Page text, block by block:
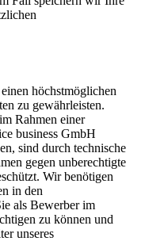
höchstmöglichen
zu gewährleisten.
Rahmen einer
business GmbH
sind durch technische
gegen unberechtigte
Wir benötigen
in den
als Bewerber im
zu können und
unseres